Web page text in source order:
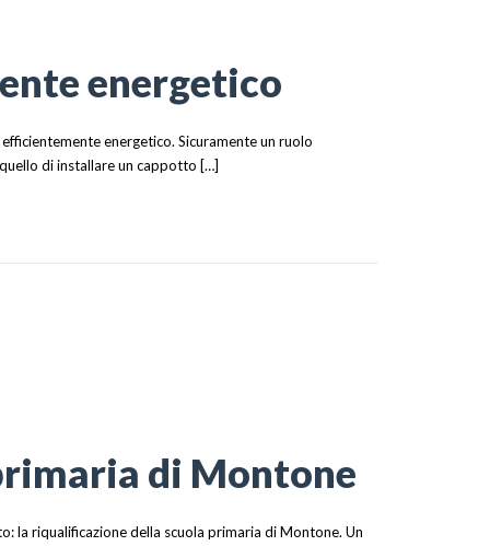
energetico
energetico. Sicuramente un ruolo
di installare un cappotto […]
di Montone
la riqualificazione della scuola primaria di Montone. Un